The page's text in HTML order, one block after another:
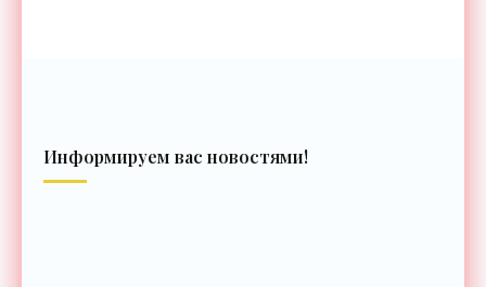
Информируем вас новостями!